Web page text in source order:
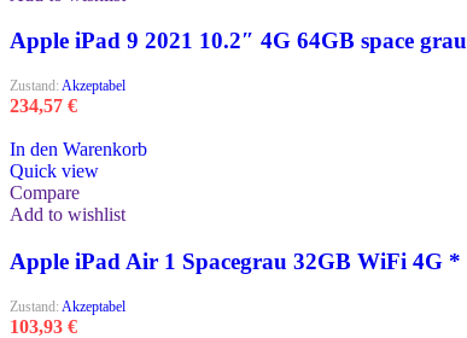
Apple iPad 9 2021 10.2″ 4G 64GB space grau
Zustand: Akzeptabel
234,57 €
In den Warenkorb
Quick view
Compare
Add to wishlist
Apple iPad Air 1 Spacegrau 32GB WiFi 4G *
Zustand: Akzeptabel
103,93 €